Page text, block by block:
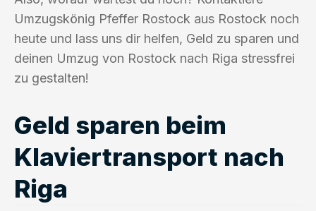
Umzugskönig Pfeffer Rostock aus Rostock noch
heute und lass uns dir helfen, Geld zu sparen und
deinen Umzug von Rostock nach Riga stressfrei
zu gestalten!
Geld sparen beim
Klaviertransport nach
Riga